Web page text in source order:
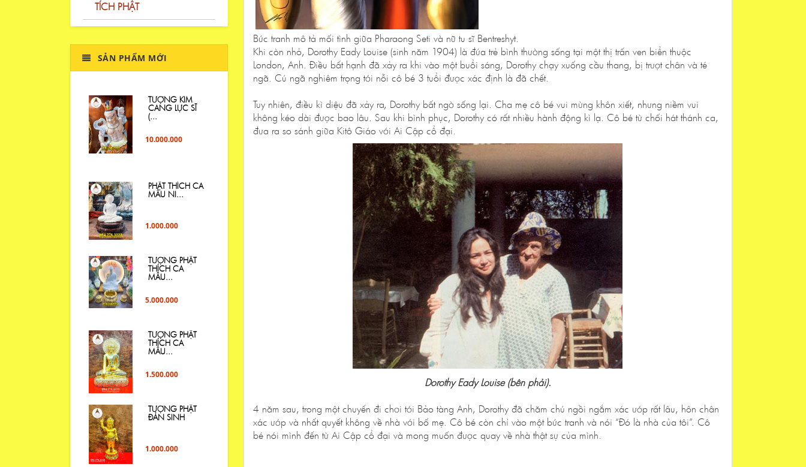
TÍCH PHẬT
SẢN PHẨM MỚI
TƯỢNG KIM
CANG LỰC SĨ
(...
10.000.000
PHẬT THÍCH CA
MÂU NI...
1.000.000
TƯỢNG PHẬT
THÍCH CA
MÂU...
5.000.000
TƯỢNG PHẬT
THÍCH CA
MÂU...
1.500.000
TƯỢNG PHẬT
ĐẢN SINH
1.000.000
Bức tranh mô tả mối tình giữa Pharaong Seti và nữ tu sĩ Bentreshyt.
Khi còn nhỏ, Dorothy Eady Louise (sinh năm 1904) là đứa trẻ bình thường sống tại một thị trấn ven biển thuộc
London, Anh. Điều bất hạnh đã xảy ra khi vào một buổi sáng, Dorothy chạy xuống cầu thang, bị trượt chân và té
ngã. Cú ngã nghiêm trọng tới nỗi cô bé 3 tuổi được xác định là đã chết.
Tuy nhiên, điều kì diệu đã xảy ra, Dorothy bất ngờ sống lại. Cha mẹ cô bé vui mừng khôn xiết, nhưng niềm vui
không kéo dài được bao lâu. Sau khi bình phục, Dorothy có rất nhiều hành động kì lạ. Cô bé từ chối hát thánh ca,
đưa ra so sánh giữa Kitô Giáo với Ai Cập cổ đại.
Dorothy Eady Louise (bên phải).
4 năm sau, trong một chuyến đi chơi tới Bảo tàng Anh, Dorothy đã chăm chú ngồi ngắm xác ướp rất lâu, hôn chân
xác ướp và nhất quyết không về nhà với bố mẹ. Cô bé còn chỉ vào một bức tranh và nói “Đó là nhà của tôi”. Cô
bé nói mình đến từ Ai Cập cổ đại và mong muốn được quay về nhà thật sự của mình.